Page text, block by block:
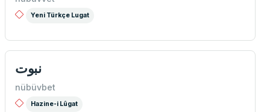
Yeni Türkçe Lugat
نبوت
nübüvbet
Hazine-i Lûgat